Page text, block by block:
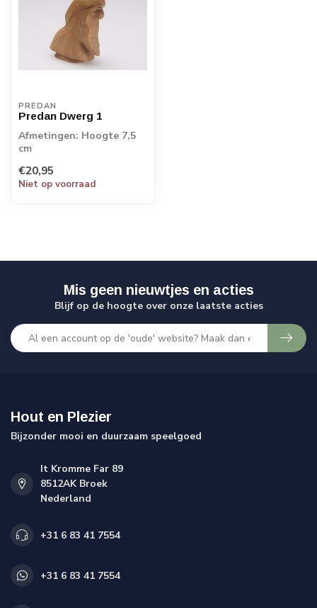
PREDAN
Predan Dwerg 1
Afmetingen: Hoogte 7,5
cm
€20,95
Niet op voorraad
Mis geen nieuwtjes en acties
Blijf op de hoogte over onze laatste acties
Hout en Plezier
Bijzonder mooi en duurzaam speelgoed
It Kromme Far 89
8512AK Broek
Nederland
+31 6 83 41 7554
+31 6 83 41 7554